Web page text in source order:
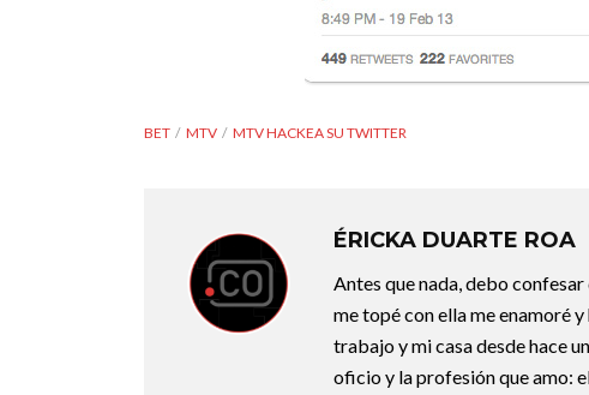
BET MTV MTV HACKEA SU TWITTER
ÉRICKA DUARTE ROA
Antes que nada, debo
me topé con ella me enamoré
trabajo y mi casa desde hace
oficio y la profesión que amo: